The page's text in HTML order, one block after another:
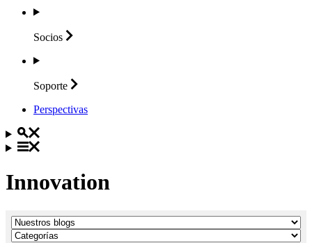
Socios
Soporte
Perspectivas
Innovation